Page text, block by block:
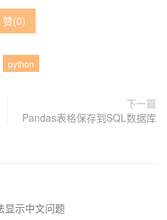
赞(0)
python
下一篇
Pandas表格保存到SQL数据库
显示中文问题